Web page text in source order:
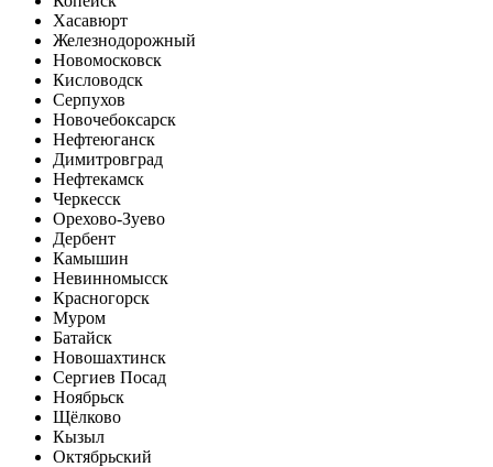
Хасавюрт
Железнодорожный
Новомосковск
Кисловодск
Серпухов
Новочебоксарск
Нефтеюганск
Димитровград
Нефтекамск
Черкесск
Орехово-Зуево
Дербент
Камышин
Невинномысск
Красногорск
Муром
Батайск
Новошахтинск
Сергиев Посад
Ноябрьск
Щёлково
Кызыл
Октябрьский